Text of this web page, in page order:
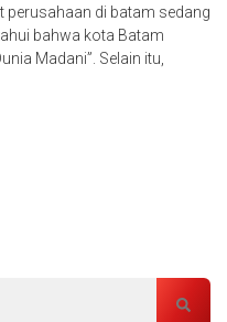
perusahaan di batam sedang
bahwa kota Batam
Madani”. Selain itu,